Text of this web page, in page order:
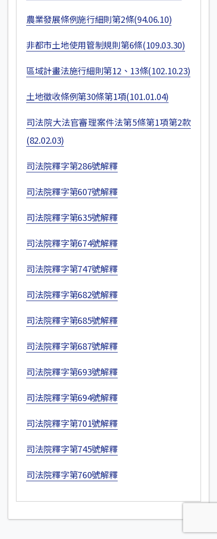
農業發展條例施行細則第2條(94.06.10)
非都市土地使用管制規則第6條(109.03.30)
區域計畫法施行細則第12、13條(102.10.23)
土地徵收條例第30條第1項(101.01.04)
司法院大法官審理案件法第5條第1項第2款
(82.02.03)
司法院釋字第286號解釋
司法院釋字第607號解釋
司法院釋字第635號解釋
司法院釋字第674號解釋
司法院釋字第747號解釋
司法院釋字第682號解釋
司法院釋字第685號解釋
司法院釋字第687號解釋
司法院釋字第693號解釋
司法院釋字第694號解釋
司法院釋字第701號解釋
司法院釋字第745號解釋
司法院釋字第760號解釋